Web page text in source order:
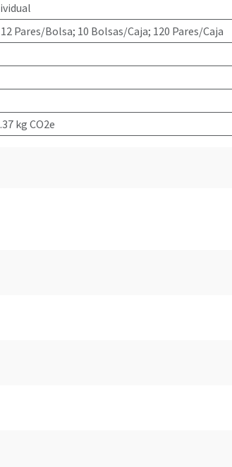
12 Pares/Bolsa; 10 Bolsas/Caja; 120 Pares/Caja
kg CO2e